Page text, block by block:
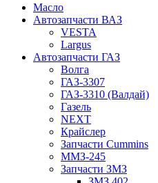
Масло
Автозапчасти ВАЗ
VESTA
Largus
Автозапчасти ГАЗ
Волга
ГАЗ-3307
ГАЗ-3310 (Валдай)
Газель
NEXT
Крайслер
Запчасти Cummins
ММЗ-245
Запчасти ЗМЗ